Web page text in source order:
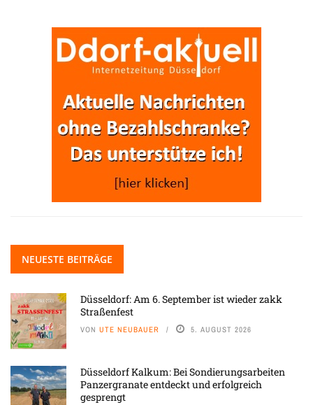
NEUESTE BEITRÄGE
Düsseldorf: Am 6. September ist wieder zakk
Straßenfest
VON UTE NEUBAUER 5. AUGUST 2026
Düsseldorf Kalkum: Bei Sondierungsarbeiten
Panzergranate entdeckt und erfolgreich
gesprengt